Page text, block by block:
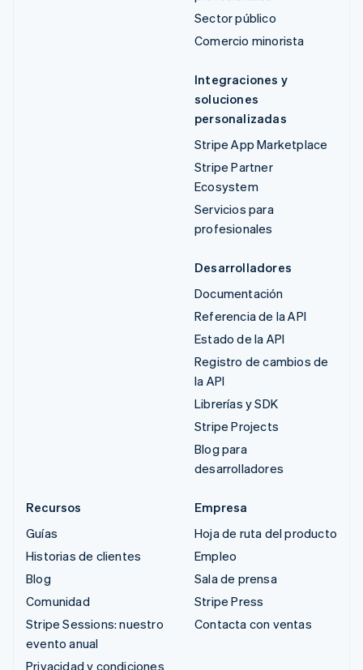
Sector público
Comercio minorista
Integraciones y
soluciones
personalizadas
Stripe App Marketplace
Stripe Partner
Ecosystem
Servicios para
profesionales
Desarrolladores
Documentación
Referencia de la API
Estado de la API
Registro de cambios de
la API
Librerías y SDK
Stripe Projects
Blog para
desarrolladores
Recursos
Guías
Historias de clientes
Blog
Comunidad
Stripe Sessions: nuestro
evento anual
Privacidad y condiciones
Empresa
Hoja de ruta del producto
Empleo
Sala de prensa
Stripe Press
Contacta con ventas